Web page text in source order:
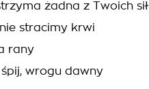
żadna z Twoich sił
stracimy krwi
rany
śpij, wrogu dawny